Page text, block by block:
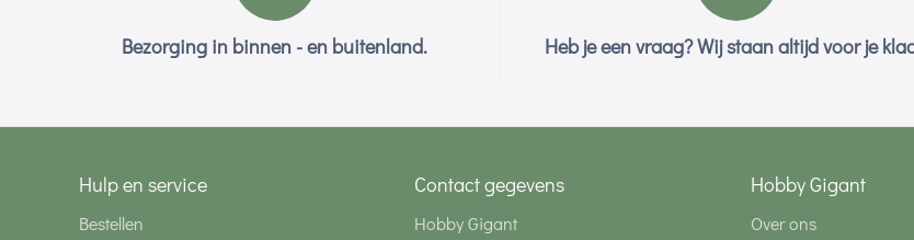
Bezorging in binnen - en buitenland. Heb je een vraag? Wij staan altijd voor je
Hulp en service
Bestellen
Contact gegevens
Hobby Gigant
Hobby Gigant
Over ons